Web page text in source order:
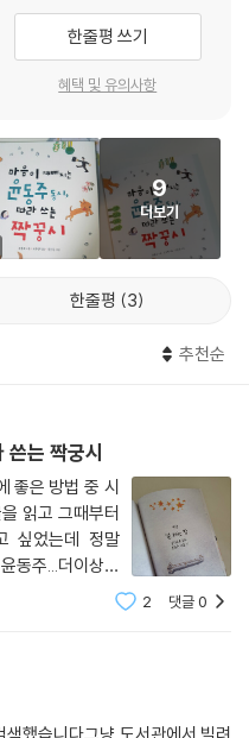
람을 맞으며 낮잠 자는 아이들과
들을 바라보며 동시를 썼을까요?
요. 동시가 잘 떠오르지 않는다
아요. 윤동주도 좋아하는 시인
도 윤동주처럼 동시를 따라 쓰
말 윤동주처럼 시인이 될지도 몰
한줄평 쓰기
혜택 및 유의사항
9
더보기
한줄평 3
추천순
는 짝궁시
좋은 방법 중 시
읽고 그때부터
싶었는데 정말
동주...더이상의
로 초등학교 2
2 댓글0